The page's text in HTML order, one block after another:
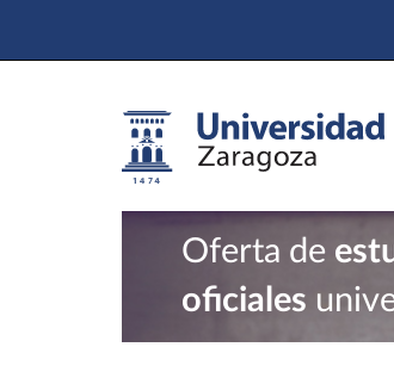
Oferta de
oficiales